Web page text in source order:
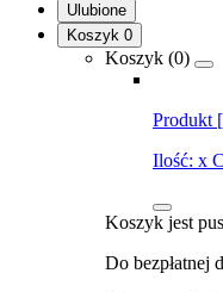
Ulubione
Koszyk 0
Koszyk (0)
Produkt
Ilość: x
Koszyk jest
Do bezpłatnej